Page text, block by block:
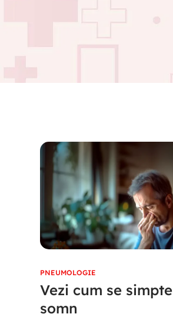
PNEUMOLOGIE
Vezi cum se
somn